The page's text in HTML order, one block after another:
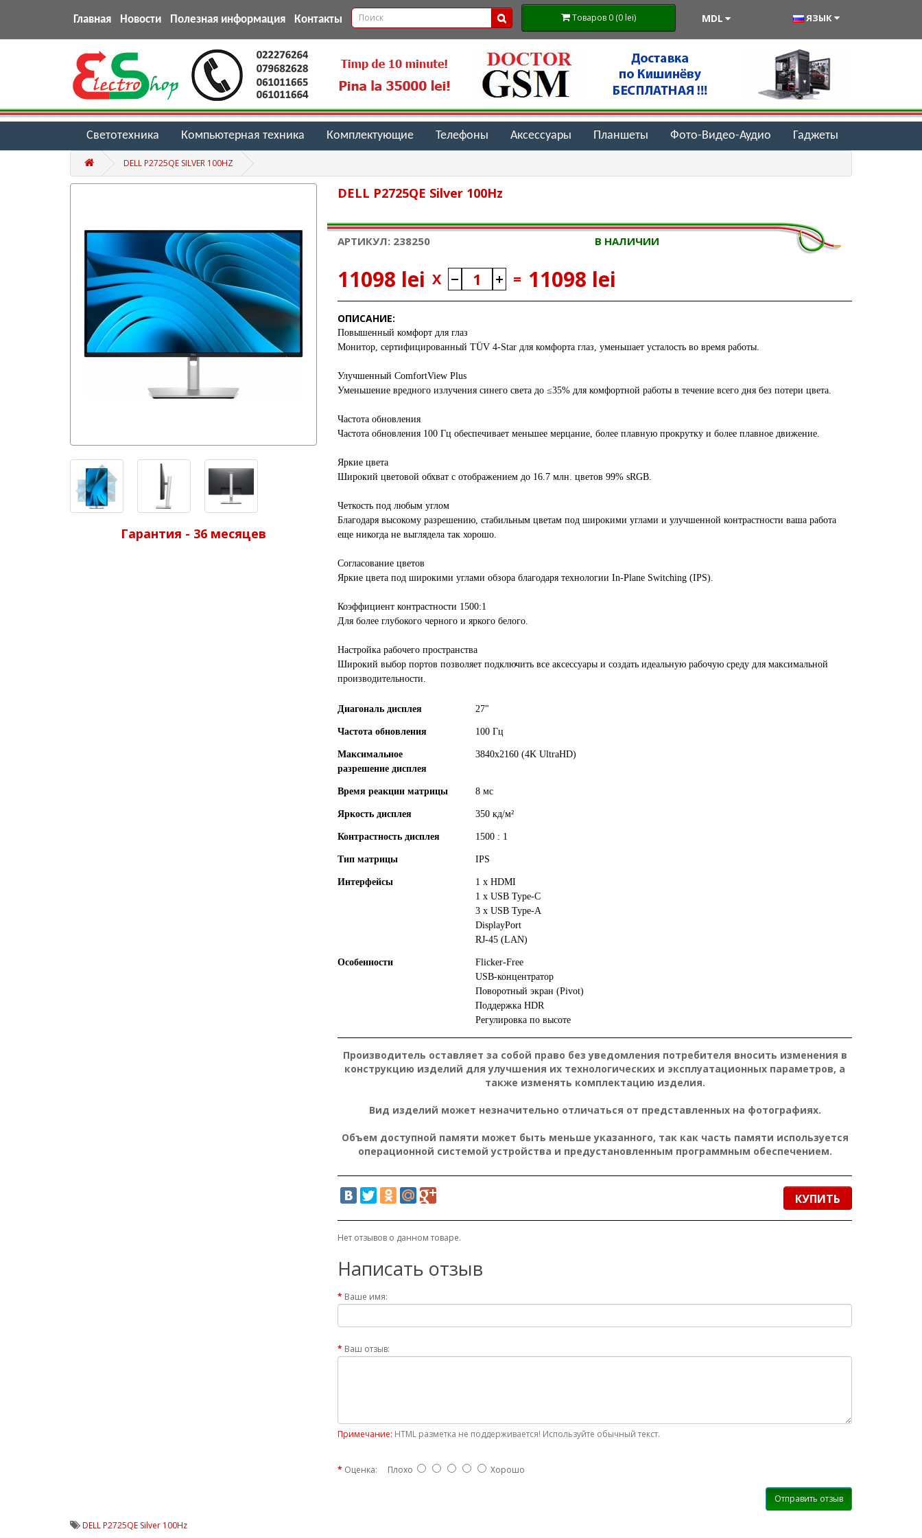
Главная Новости Полезная информация Контакты Товаров 0 (0 lei) MDL ЯЗЫК
Светотехника Компьютерная техника Комплектующие Телефоны Аксессуары Планшеты Фото-Видео-Аудио Гаджеты
DELL P2725QE SILVER 100HZ
Гарантия - 36 месяцев
DELL P2725QE Silver 100Hz
АРТИКУЛ: 238250 В НАЛИЧИИ
11098 lei X = 11098 lei
ОПИСАНИЕ:
Повышенный комфорт для глаз
Монитор, сертифицированный TÜV 4-Star для комфорта глаз, уменьшает усталость во время работы.
Улучшенный ComfortView Plus
Уменьшение вредного излучения синего света до ≤35% для комфортной работы в течение всего дня без потери цвета.
Частота обновления
Частота обновления 100 Гц обеспечивает меньшее мерцание, более плавную прокрутку и более плавное движение.
Яркие цвета
Широкий цветовой обхват с отображением до 16.7 млн. цветов 99% sRGB.
Четкость под любым углом
Благодаря высокому разрешению, стабильным цветам под широкими углами и улучшенной контрастности ваша работа
еще никогда не выглядела так хорошо.
Согласование цветов
Яркие цвета под широкими углами обзора благодаря технологии In-Plane Switching (IPS).
Коэффициент контрастности 1500:1
Для более глубокого черного и яркого белого.
Настройка рабочего пространства
Широкий выбор портов позволяет подключить все аксессуары и создать идеальную рабочую среду для максимальной
производительности.
Диагональ дисплея 27"
Частота обновления 100 Гц
Максимальное
разрешение дисплея
3840x2160 (4K UltraHD)
Время реакции матрицы 8 мс
Яркость дисплея 350 кд/м²
Контрастность дисплея 1500 : 1
Тип матрицы IPS
Интерфейсы
1 x HDMI
1 x USB Type-C
3 x USB Type-A
DisplayPort
RJ-45 (LAN)
Особенности
Flicker-Free
USB-концентратор
Поворотный экран (Pivot)
Поддержка HDR
Регулировка по высоте
Производитель оставляет за собой право без уведомления потребителя вносить изменения в
конструкцию изделий для улучшения их технологических и эксплуатационных параметров, а
также изменять комплектацию изделия.
Вид изделий может незначительно отличаться от представленных на фотографиях.
Объем доступной памяти может быть меньше указанного, так как часть памяти используется
операционной системой устройства и предустановленным программным обеспечением.
КУПИТЬ
Нет отзывов о данном товаре.
Написать отзыв
Ваше имя:
Ваш отзыв:
Примечание: HTML разметка не поддерживается! Используйте обычный текст.
Оценка: Плохо Хорошо
Отправить отзыв
DELL P2725QE Silver 100Hz